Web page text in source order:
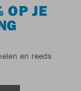
OP JE
en reeds